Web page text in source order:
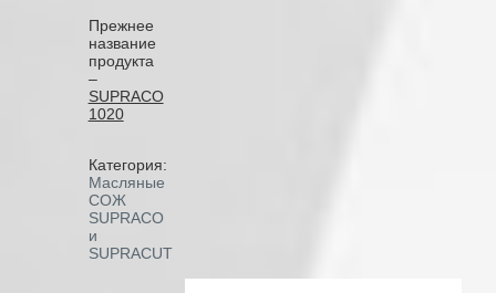
Прежнее
название
продукта
–
SUPRACO
1020
Категория:
Масляные
СОЖ
SUPRACO
и
SUPRACUT